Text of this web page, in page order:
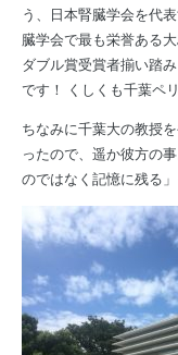
う、日本腎臓学会を代
臓学会で最も栄誉ある
ダブル賞受賞者揃い踏
です！ くしくも千葉ペ
ちなみに千葉大の教授
ったので、遥か彼方の
のではなく記憶に残る